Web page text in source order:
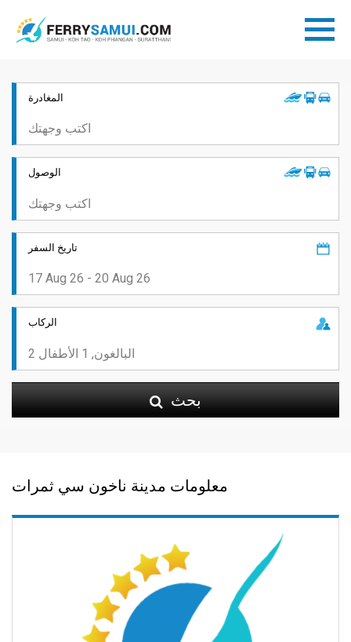
المغادرة
الوصول
تاريخ السفر
الركاب
بحث
معلومات مدينة ناخون سي ثمرات